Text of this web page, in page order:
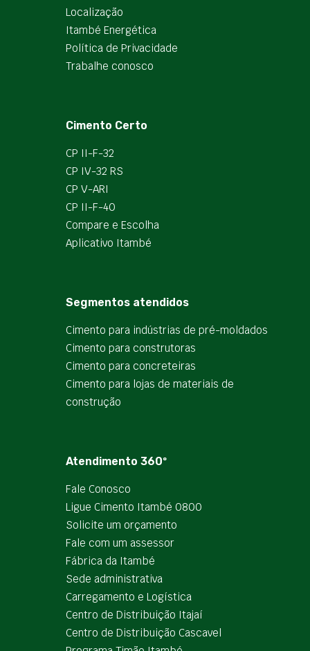
Localização
Itambé Energética
Política de Privacidade
Trabalhe conosco
Cimento Certo
CP II-F-32
CP IV-32 RS
CP V-ARI
CP II-F-40
Compare e Escolha
Aplicativo Itambé
Segmentos atendidos
Cimento para indústrias de pré-moldados
Cimento para construtoras
Cimento para concreteiras
Cimento para lojas de materiais de
construção
Atendimento 360º
Fale Conosco
Ligue Cimento Itambé 0800
Solicite um orçamento
Fale com um assessor
Fábrica da Itambé
Sede administrativa
Carregamento e Logística
Centro de Distribuição Itajaí
Centro de Distribuição Cascavel